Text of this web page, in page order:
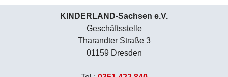
KINDERLAND-Sachsen e.V.
Geschäftsstelle
Tharandter Straße 3
01159 Dresden